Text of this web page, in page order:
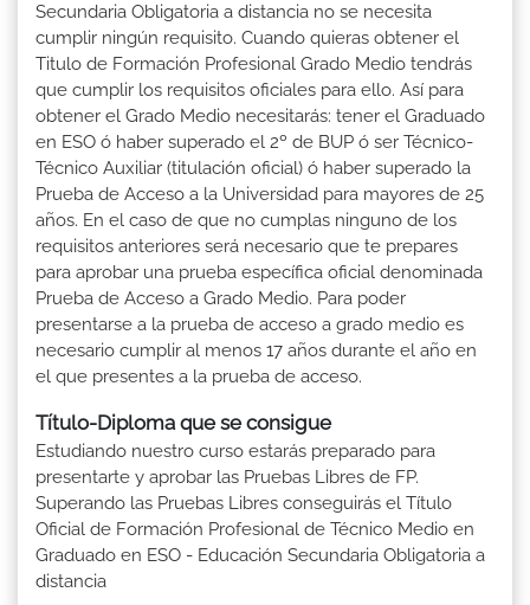
Secundaria Obligatoria a distancia no se necesita
cumplir ningún requisito. Cuando quieras obtener el
Titulo de Formación Profesional Grado Medio tendrás
que cumplir los requisitos oficiales para ello. Así para
obtener el Grado Medio necesitarás: tener el Graduado
en ESO ó haber superado el 2º de BUP ó ser Técnico-
Técnico Auxiliar (titulación oficial) ó haber superado la
Prueba de Acceso a la Universidad para mayores de 25
años. En el caso de que no cumplas ninguno de los
requisitos anteriores será necesario que te prepares
para aprobar una prueba específica oficial denominada
Prueba de Acceso a Grado Medio. Para poder
presentarse a la prueba de acceso a grado medio es
necesario cumplir al menos 17 años durante el año en
el que presentes a la prueba de acceso.
Título-Diploma que se consigue
Estudiando nuestro curso estarás preparado para
presentarte y aprobar las Pruebas Libres de FP.
Superando las Pruebas Libres conseguirás el Título
Oficial de Formación Profesional de Técnico Medio en
Graduado en ESO - Educación Secundaria Obligatoria a
distancia